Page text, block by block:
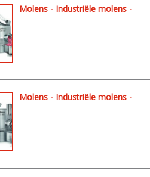
Molens - Industriële molens -
Molens - Industriële molens -